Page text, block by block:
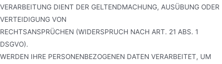
VERARBEITUNG DIENT DER GELTENDMACHUNG, AUSÜBUNG ODER
VERTEIDIGUNG VON
RECHTSANSPRÜCHEN (WIDERSPRUCH NACH ART. 21 ABS. 1
DSGVO).
WERDEN IHRE PERSONENBEZOGENEN DATEN VERARBEITET, UM